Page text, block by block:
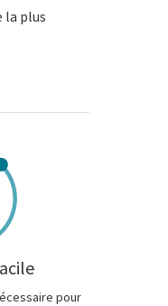
la plus
pour